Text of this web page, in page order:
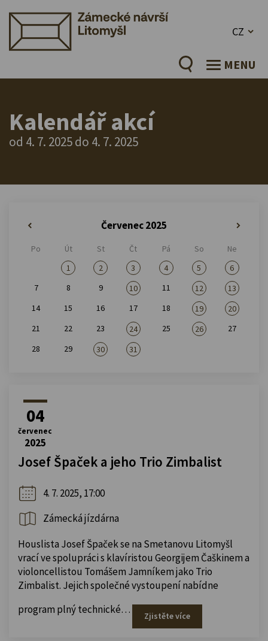
CZ
MENU
Kalendář akcí
od 4. 7. 2025 do 4. 7. 2025
Červenec 2025
Po Út St Čt Pá So
Ne
1
2 3 4 5
6
7
8 9 10 11 12
13
14
15 16 17 18 19
20
21
22 23 24 25 26
27
28
29 30 31
04
červenec
2025
Josef Špaček a jeho Trio Zimbalist
4. 7. 2025, 17:00
Zámecká jízdárna
Houslista Josef Špaček se na Smetanovu Litomyšl
vrací ve spolupráci s klavíristou Georgijem Čaškinem a
violoncellistou Tomášem Jamníkem jako Trio
Zimbalist. Jejich společné vystoupení nabídne
program plný technické…
Zjistěte více